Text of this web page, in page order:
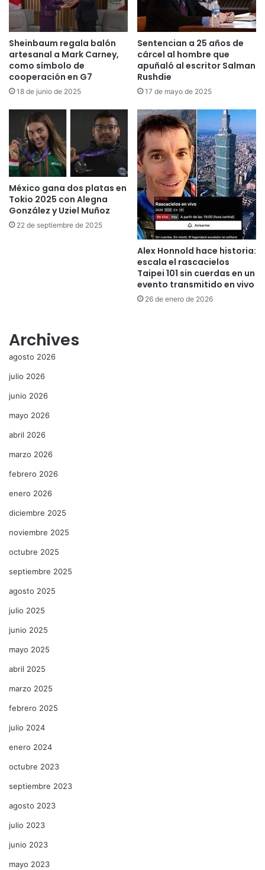
Sheinbaum regala balón
artesanal a Mark Carney,
como símbolo de
cooperación en G7
18 de junio de 2025
Sentencian a 25 años de
cárcel al hombre que
apuñaló al escritor Salman
Rushdie
17 de mayo de 2025
México gana dos platas en
Tokio 2025 con Alegna
González y Uziel Muñoz
22 de septiembre de 2025
Alex Honnold hace historia:
escala el rascacielos
Taipei 101 sin cuerdas en un
evento transmitido en vivo
26 de enero de 2026
Archives
agosto 2026
julio 2026
junio 2026
mayo 2026
abril 2026
marzo 2026
febrero 2026
enero 2026
diciembre 2025
noviembre 2025
octubre 2025
septiembre 2025
agosto 2025
julio 2025
junio 2025
mayo 2025
abril 2025
marzo 2025
febrero 2025
julio 2024
enero 2024
octubre 2023
septiembre 2023
agosto 2023
julio 2023
junio 2023
mayo 2023